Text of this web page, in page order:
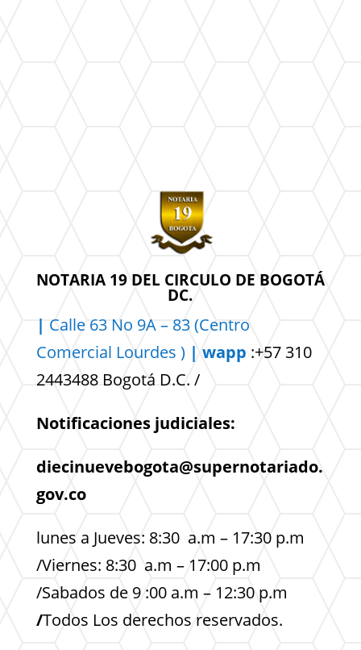
NOTARIA 19 DEL CIRCULO DE BOGOTÁ
DC.
| Calle 63 No 9A – 83 (Centro
Comercial Lourdes ) | wapp :+57 310
2443488 Bogotá D.C. /
Notificaciones judiciales:
diecinuevebogota@supernotariado.
gov.co
lunes a Jueves: 8:30 a.m – 17:30 p.m
/Viernes: 8:30 a.m – 17:00 p.m
/Sabados de 9 :00 a.m – 12:30 p.m
/Todos Los derechos reservados.